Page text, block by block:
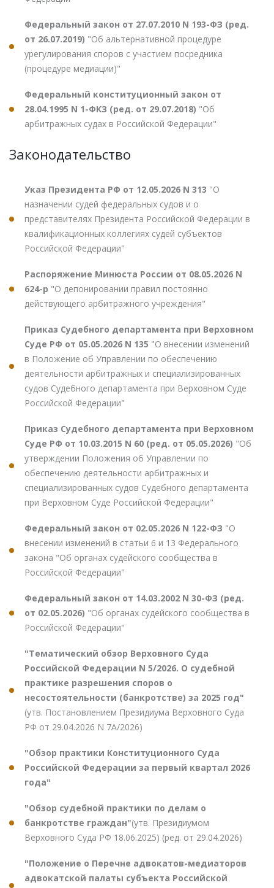
Федеральный закон от 27.07.2010 N 193-ФЗ (ред.
от 26.07.2019) "Об альтернативной процедуре
урегулирования споров с участием посредника
(процедуре медиации)"
Федеральный конституционный закон от
28.04.1995 N 1-ФКЗ (ред. от 29.07.2018) "Об
арбитражных судах в Российской Федерации"
Законодательство
Указ Президента РФ от 12.05.2026 N 313 "О
назначении судей федеральных судов и о
представителях Президента Российской Федерации в
квалификационных коллегиях судей субъектов
Российской Федерации"
Распоряжение Минюста России от 08.05.2026 N
624-р "О депонировании правил постоянно
действующего арбитражного учреждения"
Приказ Судебного департамента при Верховном
Суде РФ от 05.05.2026 N 135 "О внесении изменений
в Положение об Управлении по обеспечению
деятельности арбитражных и специализированных
судов Судебного департамента при Верховном Суде
Российской Федерации"
Приказ Судебного департамента при Верховном
Суде РФ от 10.03.2015 N 60 (ред. от 05.05.2026) "Об
утверждении Положения об Управлении по
обеспечению деятельности арбитражных и
специализированных судов Судебного департамента
при Верховном Суде Российской Федерации"
Федеральный закон от 02.05.2026 N 122-ФЗ "О
внесении изменений в статьи 6 и 13 Федерального
закона "Об органах судейского сообщества в
Российской Федерации"
Федеральный закон от 14.03.2002 N 30-ФЗ (ред.
от 02.05.2026) "Об органах судейского сообщества в
Российской Федерации"
"Тематический обзор Верховного Суда
Российской Федерации N 5/2026. О судебной
практике разрешения споров о
несостоятельности (банкротстве) за 2025 год"
(утв. Постановлением Президиума Верховного Суда
РФ от 29.04.2026 N 7А/2026)
"Обзор практики Конституционного Суда
Российской Федерации за первый квартал 2026
года"
"Обзор судебной практики по делам о
банкротстве граждан"(утв. Президиумом
Верховного Суда РФ 18.06.2025) (ред. от 29.04.2026)
"Положение о Перечне адвокатов-медиаторов
адвокатской палаты субъекта Российской